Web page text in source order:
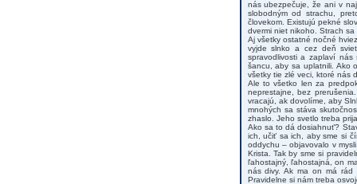
nás ubezpečuje, že ani v
slobodným od strachu,
človekom. Existujú pekné
dvermi niet nikoho. Strach
Aj všetky ostatné nočné
vyjde slnko a cez deň
spravodlivosti a zaplaví nás
šancu, aby sa uplatnili. Ako
všetky tie zlé veci, ktoré nás
Ale to všetko len za
neprestajne, bez
vracajú, ak dovolíme, aby
mnohých sa stáva
zhaslo. Jeho svetlo treba
Ako sa to dá dosiahnuť?
ich, učiť sa ich, aby sme si
oddychu – objavovalo v
Krista. Tak by sme si
ľahostajný, ľahostajná, on
nás divy. Ak ma on má
Pravidelne si nám treba